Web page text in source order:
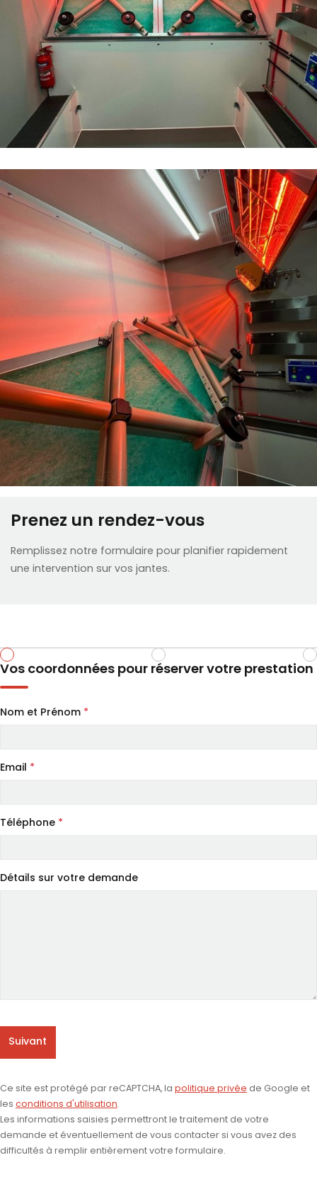
Prenez un rendez-vous
Remplissez notre formulaire pour planifier rapidement
une intervention sur vos jantes.
Vos coordonnées pour réserver votre prestation
Nom et Prénom *
Email *
Téléphone *
Détails sur votre demande
Suivant
Ce site est protégé par reCAPTCHA, la politique privée de Google et
les conditions d'utilisation.
Les informations saisies permettront le traitement de votre
demande et éventuellement de vous contacter si vous avez des
difficultés à remplir entièrement votre formulaire.